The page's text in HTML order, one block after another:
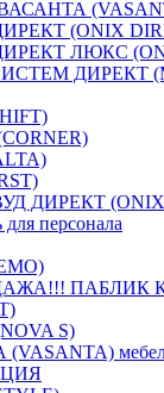
(ONIX
ЛЮКС
ДИРЕКТ
ДИРЕКТ (ONIX
персонала
ПАБЛИК
S)